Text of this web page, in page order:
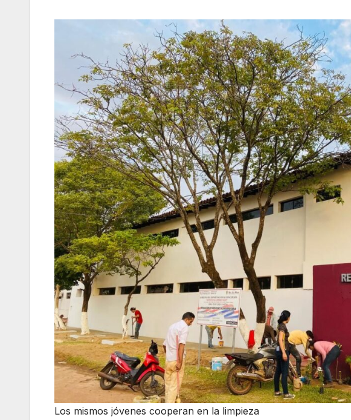
Los mismos jóvenes cooperan en la limpieza